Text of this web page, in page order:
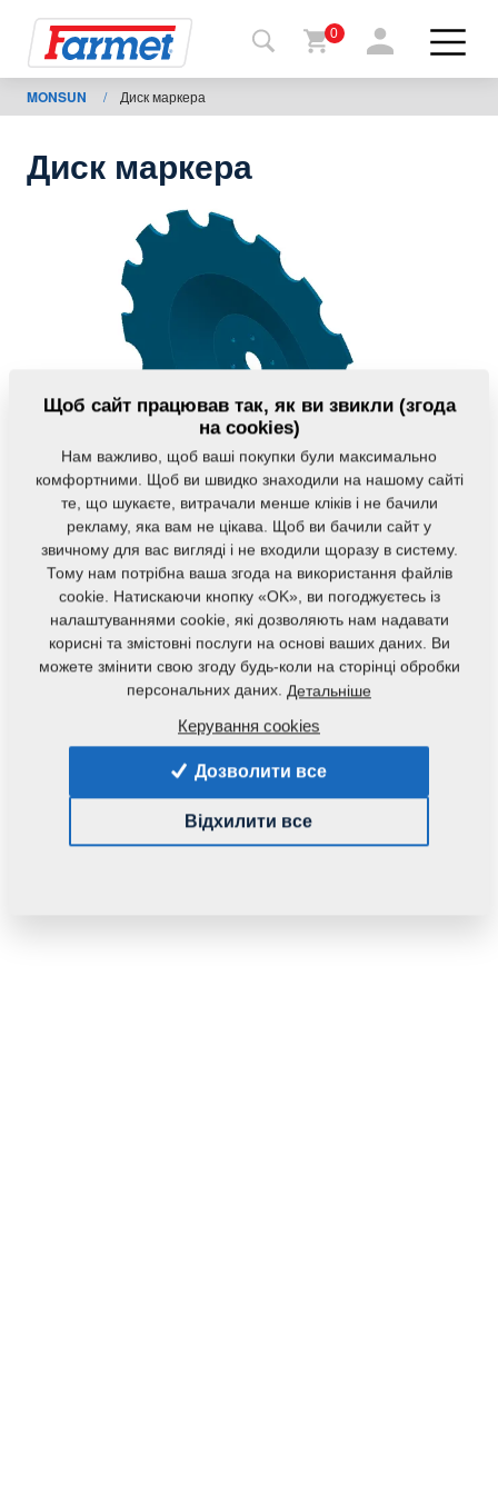
Назад
на
Магазин
Завантаження
0
MONSUN / Диск маркера
Диск маркера
Код продукту: m81230104-178
наступного обладнання:
3,2600 Кг
Щоб сайт працював так, як ви звикли (згода
на cookies)
Нам важливо, щоб ваші покупки були максимально
комфортними. Щоб ви швидко знаходили на нашому сайті
те, що шукаєте, витрачали менше кліків і не бачили
рекламу, яка вам не цікава. Щоб ви бачили сайт у
звичному для вас вигляді і не входили щоразу в систему.
Тому нам потрібна ваша згода на використання файлів
cookie. Натискаючи кнопку «OK», ви погоджуєтесь із
налаштуваннями cookie, які дозволяють нам надавати
корисні та змістовні послуги на основі ваших даних. Ви
можете змінити свою згоду будь-коли на сторінці обробки
персональних даних. Детальніше
Керування cookies
Дозволити все
Відхилити все